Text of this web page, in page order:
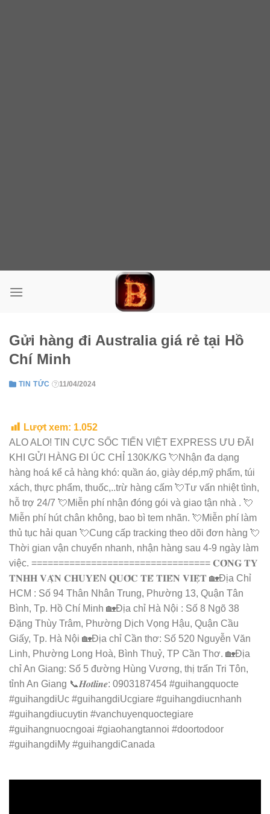
Gửi hàng đi Australia giá rẻ tại Hồ
Chí Minh
TIN TỨC 11/04/2024
Lượt xem: 1.052
ALO ALO! TIN CỰC SỐC TIẾN VIỆT EXPRESS ƯU ĐÃI
KHI GỬI HÀNG ĐI ÚC CHỈ 130K/KG 💘Nhận đa dạng
hàng hoá kể cả hàng khó: quần áo, giày dép,mỹ phẩm, túi
xách, thực phẩm, thuốc,..trừ hàng cấm 💘Tư vấn nhiệt tình,
hỗ trợ 24/7 💘Miễn phí nhận đóng gói và giao tận nhà . 💘
Miễn phí hút chân không, bao bì tem nhãn. 💘Miễn phí làm
thủ tục hải quan 💘Cung cấp tracking theo dõi đơn hàng 💘
Thời gian vận chuyển nhanh, nhận hàng sau 4-9 ngày làm
việc. ================================= 𝐂𝐎̂𝐍𝐆 𝐓𝐘
𝐓𝐍𝐇𝐇 𝐕𝐀̣̂𝐍 𝐂𝐇𝐔𝐘𝐄̂̉N 𝐐𝐔𝐎̂́𝐂 𝐓𝐄̂́ 𝐓𝐈𝐄̂́𝐍 𝐕𝐈𝐄̣̂𝐓 🏡Địa Chỉ
HCM : Số 94 Thân Nhân Trung, Phường 13, Quận Tân
Bình, Tp. Hồ Chí Minh 🏡Địa chỉ Hà Nội : Số 8 Ngõ 38
Đặng Thùy Trâm, Phường Dịch Vọng Hậu, Quận Cầu
Giấy, Tp. Hà Nội 🏡Địa chỉ Cần thơ: Số 520 Nguyễn Văn
Linh, Phường Long Hoà, Bình Thuỷ, TP Cần Thơ. 🏡Địa
chỉ An Giang: Số 5 đường Hùng Vương, thị trấn Tri Tôn,
tỉnh An Giang 📞𝑯𝒐𝒕𝒍𝒊𝒏𝒆: 0903187454 #guihangquocte
#guihangdiUc #guihangdiUcgiare #guihangdiucnhanh
#guihangdiucuytin #vanchuyenquoctegiare
#guihangnuocngoai #giaohangtannoi #doortodoor
#guihangdiMy #guihangdiCanada